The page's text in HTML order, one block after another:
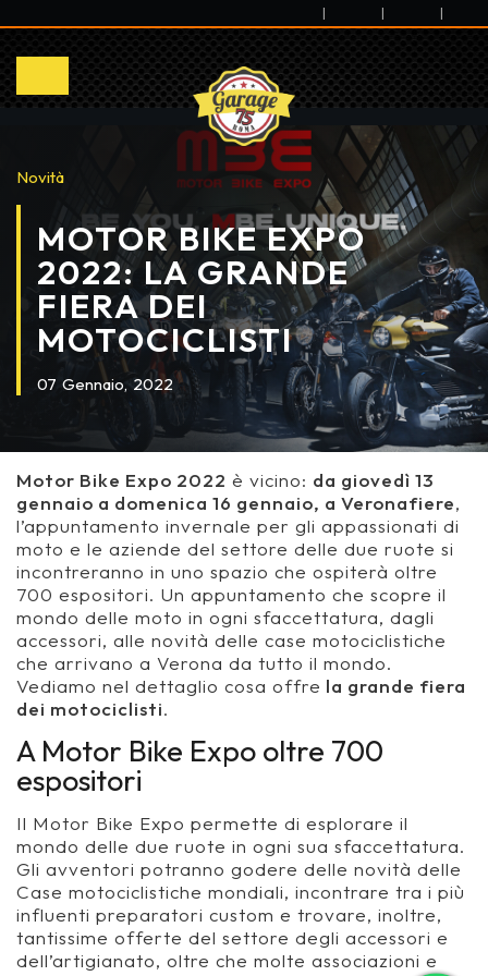
| | |
Novità
MOTOR BIKE EXPO
2022: LA GRANDE
FIERA DEI
MOTOCICLISTI
07 Gennaio, 2022
Motor Bike Expo 2022 è vicino: da giovedì 13
gennaio a domenica 16 gennaio, a Veronafiere,
l’appuntamento invernale per gli appassionati di
moto e le aziende del settore delle due ruote si
incontreranno in uno spazio che ospiterà oltre
700 espositori. Un appuntamento che scopre il
mondo delle moto in ogni sfaccettatura, dagli
accessori, alle novità delle case motociclistiche
che arrivano a Verona da tutto il mondo.
Vediamo nel dettaglio cosa offre la grande fiera
dei motociclisti.
A Motor Bike Expo oltre 700
espositori
Il Motor Bike Expo permette di esplorare il
mondo delle due ruote in ogni sua sfaccettatura.
Gli avventori potranno godere delle novità delle
Case motociclistiche mondiali, incontrare tra i più
influenti preparatori custom e trovare, inoltre,
tantissime offerte del settore degli accessori e
dell’artigianato, oltre che molte associazioni e